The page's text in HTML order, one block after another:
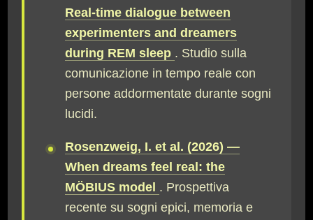
Real-time dialogue between
experimenters and dreamers
during REM sleep . Studio sulla
comunicazione in tempo reale con
persone addormentate durante sogni
lucidi.
Rosenzweig, I. et al. (2026) —
When dreams feel real: the
MÖBIUS model . Prospettiva
recente su sogni epici, memoria e